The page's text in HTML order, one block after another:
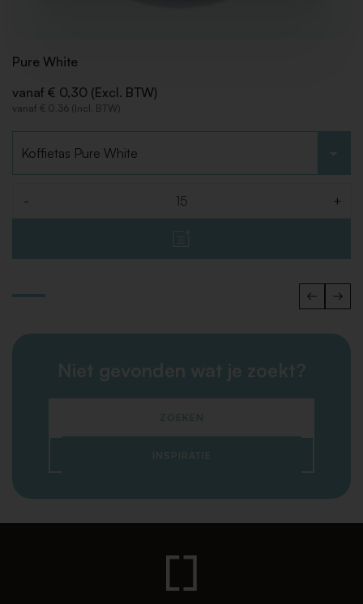
Pure White
vanaf € 0,30 (Excl. BTW)
vanaf € 0,36 (Incl. BTW)
- +
Niet gevonden wat je zoekt?
ZOEKEN
INSPIRATIE